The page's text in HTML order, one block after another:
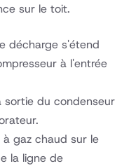
sur le toit.
décharge s'étend
à l'entrée
sortie du condenseur
gaz chaud sur le
la ligne de